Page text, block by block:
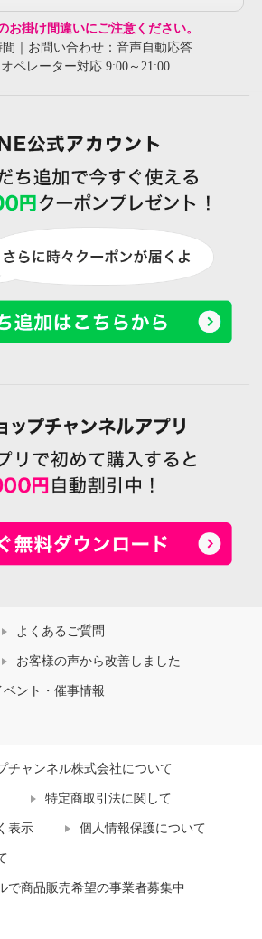
お掛け間違いにご注意ください。
間｜お問い合わせ：音声自動応答
ペレーター対応 9:00～21:00
よくあるご質問
お客様の声から改善しました
ベント・催事情報
チャンネル株式会社について
特定商取引法に関して
表示 個人情報保護について
で商品販売希望の事業者募集中